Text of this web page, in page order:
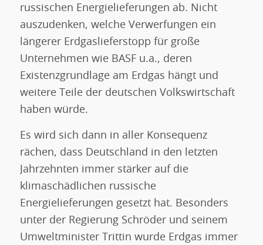
russischen Energielieferungen ab. Nicht
auszudenken, welche Verwerfungen ein
längerer Erdgaslieferstopp für große
Unternehmen wie BASF u.a., deren
Existenzgrundlage am Erdgas hängt und
weitere Teile der deutschen Volkswirtschaft
haben würde.
Es wird sich dann in aller Konsequenz
rächen, dass Deutschland in den letzten
Jahrzehnten immer stärker auf die
klimaschädlichen russische
Energielieferungen gesetzt hat. Besonders
unter der Regierung Schröder und seinem
Umweltminister Trittin wurde Erdgas immer